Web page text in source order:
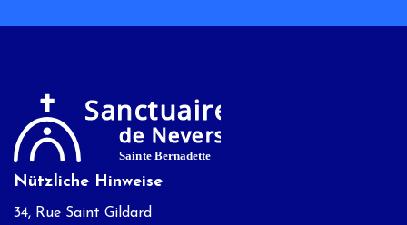
Nützliche Hinweise
34, Rue Saint Gildard